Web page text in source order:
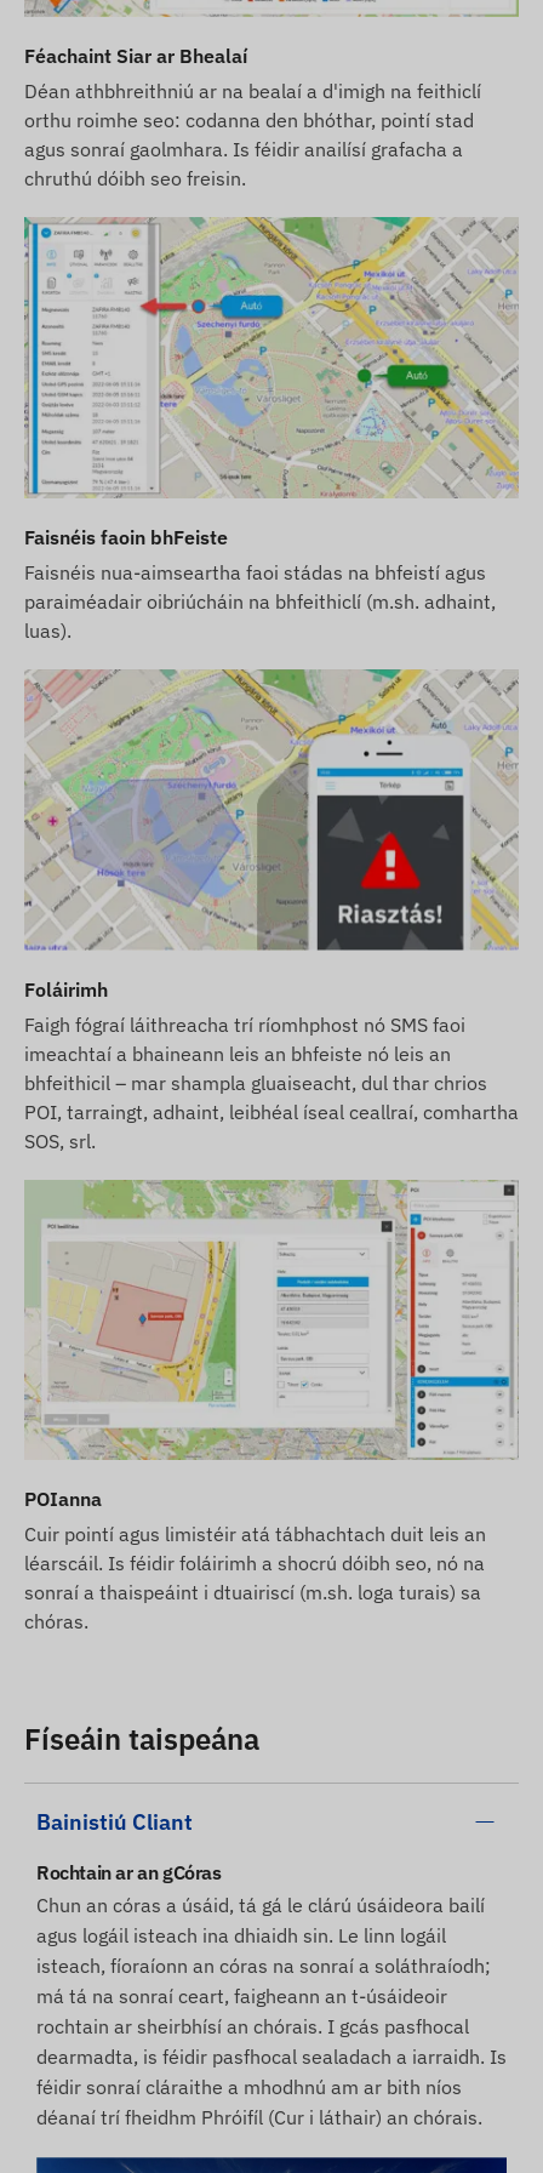
Féachaint Siar ar Bhealaí
Déan athbhreithniú ar na bealaí a d'imigh na feithiclí
orthu roimhe seo: codanna den bhóthar, pointí stad
agus sonraí gaolmhara. Is féidir anailísí grafacha a
chruthú dóibh seo freisin.
Faisnéis faoin bhFeiste
Faisnéis nua-aimseartha faoi stádas na bhfeistí agus
paraiméadair oibriúcháin na bhfeithiclí (m.sh. adhaint,
luas).
Foláirimh
Faigh fógraí láithreacha trí ríomhphost nó SMS faoi
imeachtaí a bhaineann leis an bhfeiste nó leis an
bhfeithicil – mar shampla gluaiseacht, dul thar chrios
POI, tarraingt, adhaint, leibhéal íseal ceallraí, comhartha
SOS, srl.
POIanna
Cuir pointí agus limistéir atá tábhachtach duit leis an
léarscáil. Is féidir foláirimh a shocrú dóibh seo, nó na
sonraí a thaispeáint i dtuairiscí (m.sh. loga turais) sa
chóras.
Físeáin taispeána
Bainistiú Cliant
Rochtain ar an gCóras
Chun an córas a úsáid, tá gá le clárú úsáideora bailí
agus logáil isteach ina dhiaidh sin. Le linn logáil
isteach, fíoraíonn an córas na sonraí a soláthraíodh;
má tá na sonraí ceart, faigheann an t-úsáideoir
rochtain ar sheirbhísí an chórais. I gcás pasfhocal
dearmadta, is féidir pasfhocal sealadach a iarraidh. Is
féidir sonraí cláraithe a mhodhnú am ar bith níos
déanaí trí fheidhm Phróifíl (Cur i láthair) an chórais.